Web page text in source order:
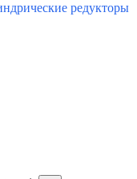
редукторы